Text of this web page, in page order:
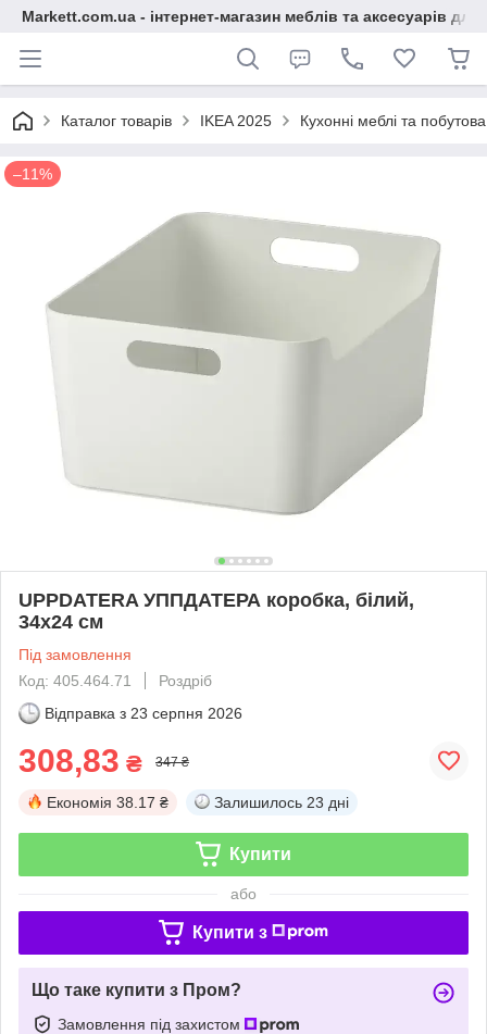
Markett.com.ua - інтернет-магазин меблів та аксесуарів для
Каталог товарів IKEA 2025 Кухонні меблі та побутова
–11%
UPPDATERA УППДАТЕРА коробка, білий,
34x24 см
Під замовлення
Код: 405.464.71
Роздріб
Відправка з 23 серпня 2026
308,83 ₴ 347 ₴
Економія 38.17 ₴ Залишилось 23 дні
Купити
або
Купити з
Що таке купити з Пром?
Замовлення під захистом